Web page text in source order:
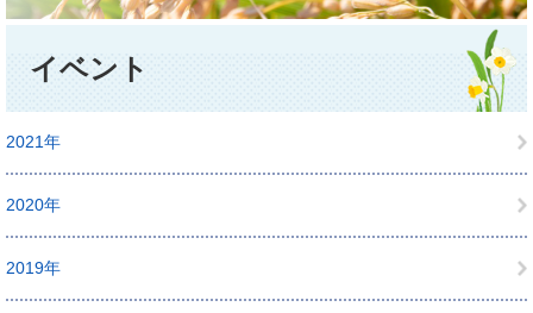
イベント
2021年
2020年
2019年